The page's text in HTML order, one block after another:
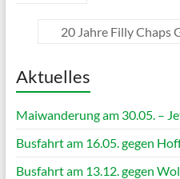
20 Jahre Filly Chaps
Aktuelles
Maiwanderung am 30.05. –
Busfahrt am 16.05. gegen
Busfahrt am 13.12. gegen